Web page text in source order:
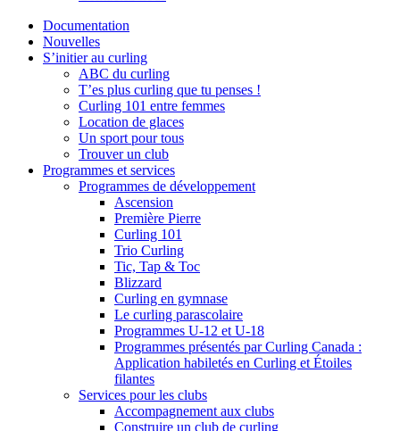
Documentation
Nouvelles
S’initier au curling
ABC du curling
T’es plus curling que tu penses !
Curling 101 entre femmes
Location de glaces
Un sport pour tous
Trouver un club
Programmes et services
Programmes de développement
Ascension
Première Pierre
Curling 101
Trio Curling
Tic, Tap & Toc
Blizzard
Curling en gymnase
Le curling parascolaire
Programmes U-12 et U-18
Programmes présentés par Curling Canada :
Application habiletés en Curling et Étoiles
filantes
Services pour les clubs
Accompagnement aux clubs
Construire un club de curling